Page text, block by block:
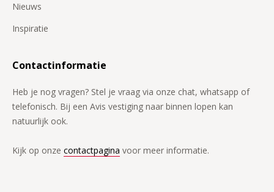
Nieuws
Inspiratie
Contactinformatie
Heb je nog vragen? Stel je vraag via onze chat, whatsapp of
telefonisch. Bij een Avis vestiging naar binnen lopen kan
natuurlijk ook.
Kijk op onze contactpagina voor meer informatie.